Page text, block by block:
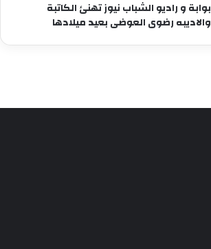
بوابة و راديو الشباب نيوز تهنئ الكاتبة
والاديبه رضوى العوضى بعيد ميلادها